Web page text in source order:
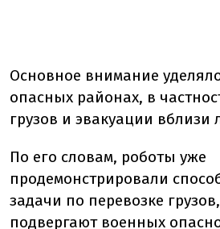
Основное внимание
опасных районах, в
грузов и эвакуации
По его словам, роботы уже
продемонстрировали
задачи по перевозке
подвергают военных